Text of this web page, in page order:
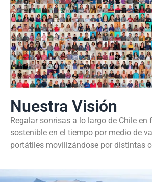
Nuestra Visión
Regalar sonrisas a lo largo de Chile en
sostenible en el tiempo por medio de
portátiles movilizándose por distintas